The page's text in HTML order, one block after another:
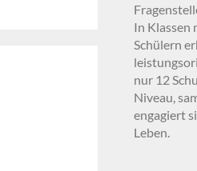
In Klassen
Schülern
nur 12
Niveau,
engagiert
Leben.